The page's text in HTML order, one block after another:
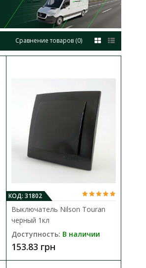
Сравнение товаров (0)
В сравнения
В закладки
КОД: 31802
Выключатель Nilson Touran
черный 1кл
Доступность: В наличии
153.83 грн